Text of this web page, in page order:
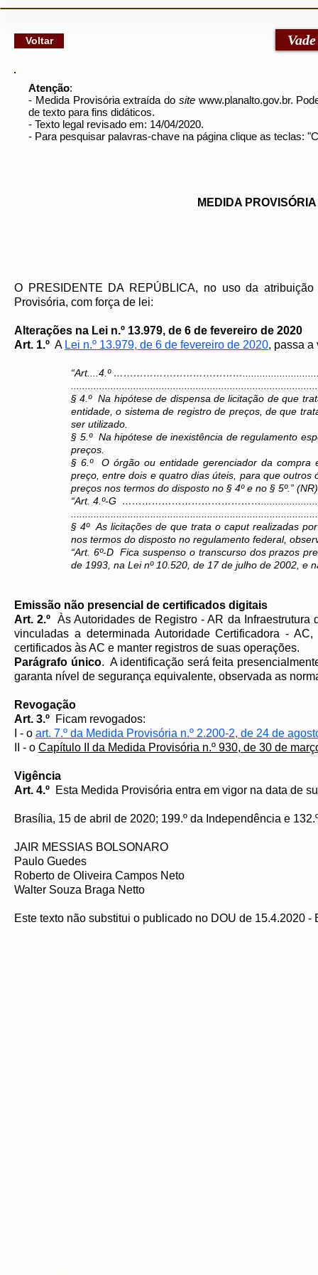
Voltar
Atenção:
- Medida Provisóriaextraída do site www.planalto.gov.br.
de texto para fins didáticos.
- Texto legal revisado em: 14/04/2020.
- Para pesquisar palavras-chave na página clique as teclas:
MEDIDA
O PRESIDENTE DA REPÚBLICA, no uso da
Provisória, com força de lei:
Alterações na Lei n.º 13.979, de 6 de fevereiro de 2020
Art. 1.º A Lei n.º 13.979, de 6 de fevereiro de 2020, passa a
“Art....4.º
§ 4.º Na hipótese de dispensa de licitação de que
entidade, o sistema de registro de preços, de que
ser utilizado.
§ 5.º Na hipótese de inexistência de regulamento
preços.
§ 6.º O órgão ou entidade gerenciador da compra
preço, entre dois e quatro dias úteis, para que
preços nos termos do disposto no § 4º e no § 5º.” (NR)
“Art. 4.º-G
§ 4º As licitações de que trata o caput realizadas
nos termos do disposto no regulamento federal,
“Art. 6º-D Fica suspenso o transcurso dos prazos
de 1993, na Lei nº 10.520, de 17 de julho de 2002, e
Emissão não presencial de certificados digitais
Art. 2.º Às Autoridades de Registro - AR da
vinculadas a determinada Autoridade Certificadora -
certificados às AC e manter registros de suas operações.
Parágrafo único. A identificação será feita
garanta nível de segurança equivalente, observada as
Revogação
Art. 3.º Ficam revogados:
I - o art. 7.º da Medida Provisória n.º 2.200-2, de 24 de
II - o Capítulo II da Medida Provisória n.º 930, de 30 de
Vigência
Art. 4.º Esta Medida Provisória entra em vigor na data de
Brasília, 15 de abril de 2020; 199.º da Independência e
JAIR MESSIAS BOLSONARO
Paulo Guedes
Roberto de Oliveira Campos Neto
Walter Souza Braga Netto
Este texto não substitui o publicado no DOU de 15.4.2020 -